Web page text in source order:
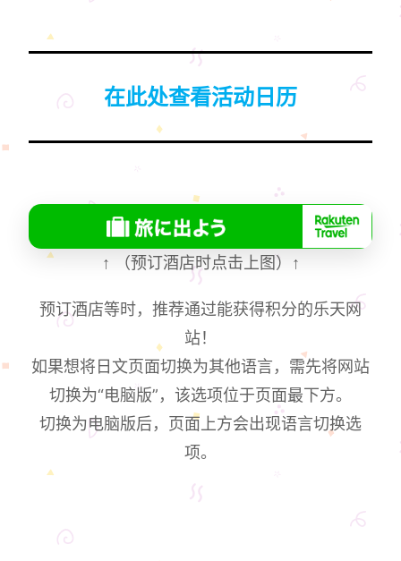
在此处查看活动日历
↑ （预订酒店时点击上图） ↑
预订酒店等时，推荐通过能获得积分的乐天网
站！
如果想将日文页面切换为其他语言，需先将网站
切换为“电脑版”，该选项位于页面最下方。
切换为电脑版后，页面上方会出现语言切换选
项。